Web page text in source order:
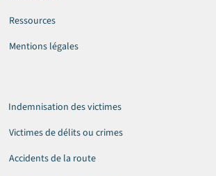
Ressources
Mentions légales
Indemnisation des victimes
Victimes de délits ou crimes
Accidents de la route